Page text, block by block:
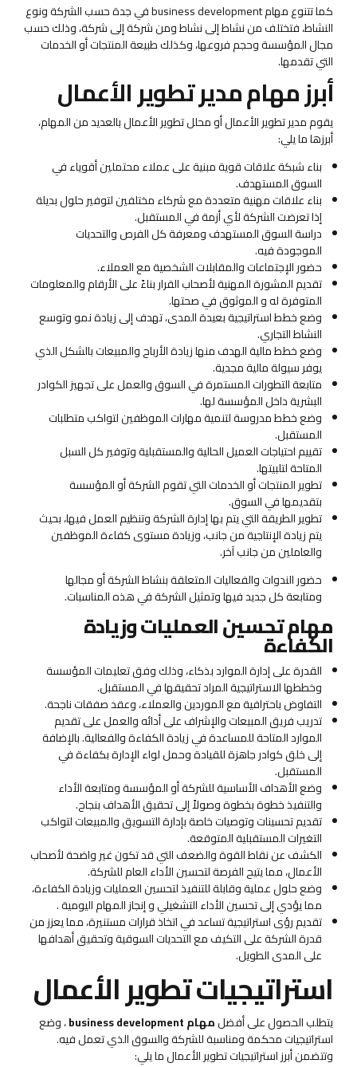
كما تتنوع مهام business development في جدة حسب الشركة ونوع
النشاط، فتختلف من نشاط إلى نشاط ومن شركة إلى شركة، وذلك حسب
مجال المؤسسة وحجم فروعها، وكذلك طبيعة المنتجات أو الخدمات
التي تقدمها.
أبرز مهام مدير تطوير الأعمال
يقوم مدير تطوير الأعمال أو محلل تطوير الأعمال بالعديد من المهام،
أبرزها ما يلي:
بناء شبكة علاقات قوية مبنية على عملاء محتملين أقوياء في
السوق المستهدف.
بناء علاقات مهنية متعددة مع شركاء مختلفين لتوفير حلول بديلة
إذا تعرضت الشركة لأي أزمة في المستقبل.
دراسة السوق المستهدف ومعرفة كل الفرص والتحديات
الموجودة فيه.
حضور الإجتماعات والمقابلات الشخصية مع العملاء.
تقديم المشورة المهنية لأصحاب القرار بناءً على الأرقام والمعلومات
المتوفرة له و الموثوق في صحتها.
وضع خطط استراتيجية بعيدة المدى، تهدف إلى زيادة نمو وتوسع
النشاط التجاري.
وضع خطط مالية الهدف منها زيادة الأرباح والمبيعات بالشكل الذي
يوفر سيولة مالية مجدية.
متابعة التطورات المستمرة في السوق والعمل على تجهيز الكوادر
البشرية داخل المؤسسة لها.
وضع خطط مدروسة لتنمية مهارات الموظفين لتواكب متطلبات
المستقبل.
تقييم احتياجات العميل الحالية والمستقبلية وتوفير كل السبل
المتاحة لتلبيتها.
تطوير المنتجات أو الخدمات التي تقوم الشركة أو المؤسسة
بتقديمها في السوق.
تطوير الطريقة التي يتم بها إدارة الشركة وتنظيم العمل فيها، بحيث
يتم زيادة الإنتاجية من جانب، وزيادة مستوى كفاءة الموظفين
والعاملين من جانب آخر.
حضور الندوات والفعاليات المتعلقة بنشاط الشركة أو مجالها
ومتابعة كل جديد فيها وتمثيل الشركة في هذه المناسبات.
مهام تحسين العمليات وزيادة
الكفاءة
القدرة على إدارة الموارد بذكاء، وذلك وفق تعليمات المؤسسة
وخططها الاستراتيجية المراد تحقيقها في المستقبل.
التفاوض باحترافية مع الموردين والعملاء، وعقد صفقات ناجحة.
تدريب فريق المبيعات والإشراف على أدائه والعمل على تقديم
الموارد المتاحة للمساعدة في زيادة الكفاءة والفعالية. بالإضافة
إلى خلق كوادر جاهزة للقيادة وحمل لواء الإدارة بكفاءة في
المستقبل.
وضع الأهداف الأساسية للشركة أو المؤسسة ومتابعة الأداء
والتنفيذ خطوة بخطوة وصولاً إلى تحقيق الأهداف بنجاح.
تقديم تحسينات وتوصيات خاصة بإدارة التسويق والمبيعات لتواكب
التغيرات المستقبلية المتوقعة.
الكشف عن نقاط القوة والضعف التي قد تكون غير واضحة لأصحاب
الأعمال، مما يتيح الفرصة لتحسين الأداء العام للشركة.
وضع حلول عملية وقابلة للتنفيذ لتحسين العمليات وزيادة الكفاءة،
مما يؤدي إلى تحسين الأداء التشغيلي و إنجاز المهام اليومية .
تقديم رؤى استراتيجية تساعد في اتخاذ قرارات مستنيرة، مما يعزز من
قدرة الشركة على التكيف مع التحديات السوقية وتحقيق أهدافها
على المدى الطويل.
استراتيجيات تطوير الأعمال
يتطلب الحصول على أفضلمهام business development
، وضع
استراتيجيات محكمة ومناسبة للشركة والسوق الذي تعمل فيه.
وتتضمن أبرز استراتيجيات تطوير الأعمال ما يلي: